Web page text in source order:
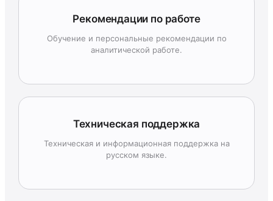
Рекомендации по работе
Обучение и персональные рекомендации по
аналитической работе.
Техническая поддержка
Техническая и информационная поддержка на
русском языке.